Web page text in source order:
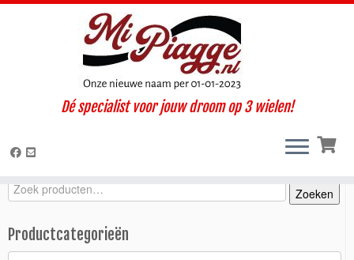
Dé specialist voor jouw droom op 3 wielen!
Onderdelen / accessoires » Ape TM » TM diesel LCS
Zoeken
Zoeken
naar:
Zoeken
Productcategorieën